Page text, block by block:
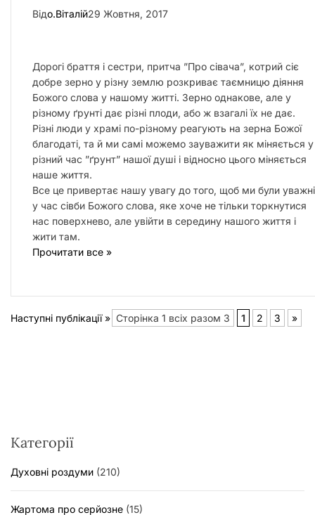
Відо.Віталій29 Жовтня, 2017
Дорогі браття і сестри, притча ”Про сівача”, котрий сіє
добре зерно у різну землю розкриває таємницю діяння
Божого слова у нашому житті. Зерно однакове, але у
різному ґрунті дає різні плоди, або ж взагалі їх не дає.
Різні люди у храмі по-різному реагують на зерна Божої
благодаті, та й ми самі можемо зауважити як міняється у
різний час ”ґрунт” нашої душі і відносно цього міняється
наше життя.
Все це привертає нашу увагу до того, щоб ми були уважні
у час сівби Божого слова, яке хоче не тільки торкнутися
нас поверхнево, але увійти в середину нашого життя і
жити там.
Прочитати все »
Наступні публікації » Сторінка 1 всіх разом 3 1 2 3 »
Категорії
Духовні роздуми (210)
Жартома про серйозне (15)